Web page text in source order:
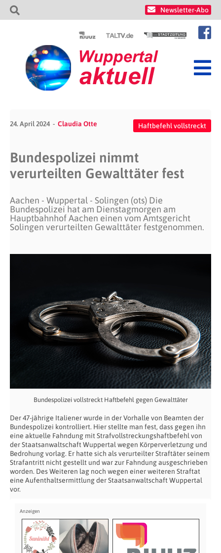
Newsletter-Abo
24. April 2024 Claudia Otte Haftbefehl vollstreckt
Bundespolizei nimmt
verurteilten Gewalttäter fest
Aachen - Wuppertal - Solingen (ots) Die
Bundespolizei hat am Dienstagmorgen am
Hauptbahnhof Aachen einen vom Amtsgericht
Solingen verurteilten Gewalttäter festgenommen.
Bundespolizei vollstreckt Haftbefehl gegen Gewalttäter
Der 47-jährige Italiener wurde in der Vorhalle von Beamten der
Bundespolizei kontrolliert. Hier stellte man fest, dass gegen ihn
eine aktuelle Fahndung mit Strafvollstreckungshaftbefehl von
der Staatsanwaltschaft Wuppertal wegen Körperverletzung und
Bedrohung vorlag. Er hatte sich als verurteilter Straftäter seinem
Strafantritt nicht gestellt und war zur Fahndung ausgeschrieben
worden. Des Weiteren lag noch wegen einer weiteren Straftat
eine Aufenthaltsermittlung der Staatsanwaltschaft Wuppertal
vor.